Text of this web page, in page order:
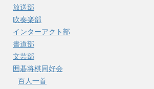
放送部
吹奏楽部
インターアクト部
書道部
文芸部
囲碁将棋同好会
百人一首